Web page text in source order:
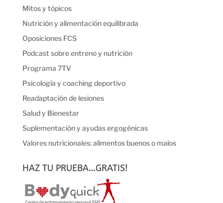
Mitos y tópicos
Nutrición y alimentación equilibrada
Oposiciones FCS
Podcast sobre entreno y nutrición
Programa 7TV
Psicología y coaching deportivo
Readaptación de lesiones
Salud y Bienestar
Suplementación y ayudas ergogénicas
Valores nutricionales: alimentos buenos o malos
HAZ TU PRUEBA…GRATIS!